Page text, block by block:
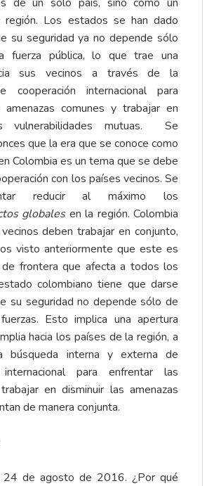
región. Los estados se han dado
su seguridad ya no depende sólo
fuerza pública, lo que trae una
sus vecinos a través de la
cooperación internacional para
comunes y trabajar en
vulnerabilidades mutuas. Se
que la era que se conoce como
Colombia es un tema que se debe
con los países vecinos. Se
reducir al máximo los
globalesen la región. Colombia
deben trabajar en conjunto,
visto anteriormente que este es
frontera que afecta a todos los
colombiano tiene que darse
su seguridad no depende sólo de
Esto implica una apertura
hacia los países de la región, a
búsqueda interna y externa de
internacional para enfrentar las
en disminuir las amenazas
de manera conjunta.
24 de agosto de 2016. ¿Por qué